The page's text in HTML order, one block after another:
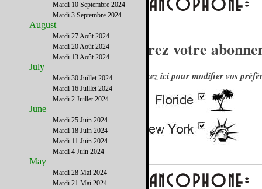
Gérez votre
Cliquez ici pour modifier vos
Mardi 10 Septembre 2024
Mardi 3 Septembre 2024
August
Mardi 27 Août 2024
Mardi 20 Août 2024
Mardi 13 Août 2024
July
Mardi 30 Juillet 2024
Mardi 16 Juillet 2024
Mardi 2 Juillet 2024
June
Mardi 25 Juin 2024
Mardi 18 Juin 2024
Mardi 11 Juin 2024
Mardi 4 Juin 2024
May
Mardi 28 Mai 2024
Mardi 21 Mai 2024